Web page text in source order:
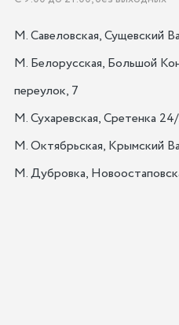
М. Савеловская, Сущевский
М. Белорусская, Большой
переулок, 7
М. Сухаревская, Сретенка 24/
М. Октябрьская, Крымский
М. Дубровка,